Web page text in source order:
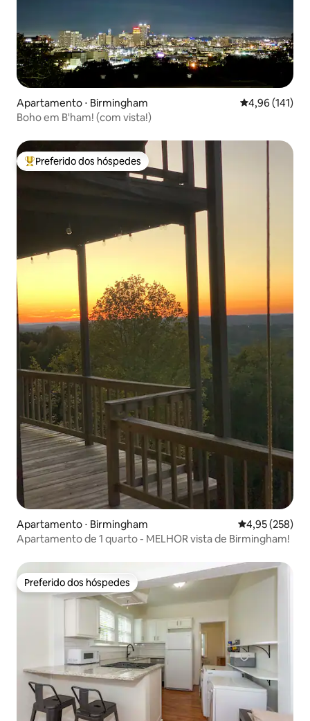
Apartamento ⋅ Birmingham 4,96 de uma
4,96 (141)
Boho em B'ham! (com vista!)
Entre os melhores preferidos dos hóspedes
Preferido dos hóspedes
Apartamento ⋅ Birmingham 4,95 de uma
4,95 (258)
Apartamento de 1 quarto - MELHOR vista de Birmingham!
Preferido dos hóspedes
Preferido dos hóspedes